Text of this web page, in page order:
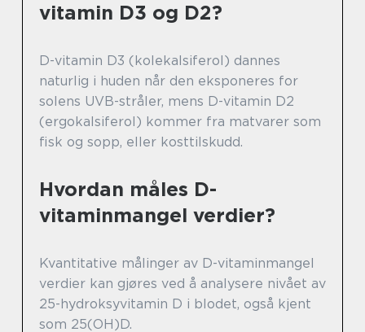
vitamin D3 og D2?
D-vitamin D3 (kolekalsiferol) dannes
naturlig i huden når den eksponeres for
solens UVB-stråler, mens D-vitamin D2
(ergokalsiferol) kommer fra matvarer som
fisk og sopp, eller kosttilskudd.
Hvordan måles D-
vitaminmangel verdier?
Kvantitative målinger av D-vitaminmangel
verdier kan gjøres ved å analysere nivået av
25-hydroksyvitamin D i blodet, også kjent
som 25(OH)D.